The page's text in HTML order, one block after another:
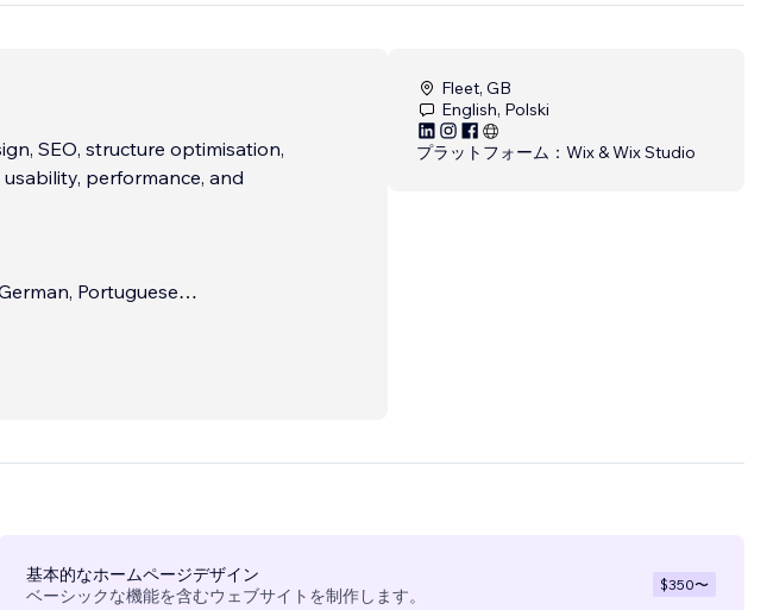
SEO, structure optimisation,
performance, and
Portuguese
Fleet, GB
English, Polski
プラットフォーム： Wix & Wix Studio
基本的なホームページデザイン
ベーシックな機能を含むウェブサイトを制作します。
$350〜